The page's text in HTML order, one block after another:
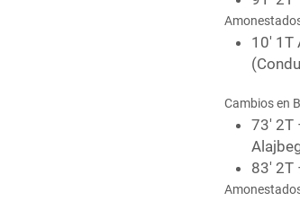
10′
Cambios en
73′
83′